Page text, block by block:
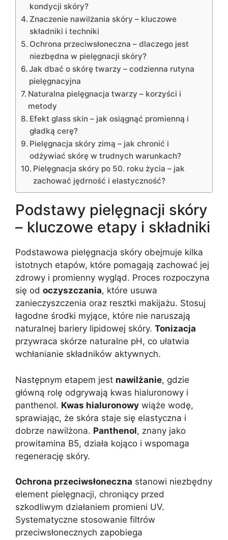
kondycji skóry?
Znaczenie nawilżania skóry – kluczowe
składniki i techniki
Ochrona przeciwsłoneczna – dlaczego jest
niezbędna w pielęgnacji skóry?
Jak dbać o skórę twarzy – codzienna rutyna
pielęgnacyjna
Naturalna pielęgnacja twarzy – korzyści i
metody
Efekt glass skin – jak osiągnąć promienną i
gładką cerę?
Pielęgnacja skóry zimą – jak chronić i
odżywiać skórę w trudnych warunkach?
Pielęgnacja skóry po 50. roku życia – jak
zachować jędrność i elastyczność?
Podstawy pielęgnacji skóry
– kluczowe etapy i składniki
Podstawowa pielęgnacja skóry obejmuje kilka
istotnych etapów, które pomagają zachować jej
zdrowy i promienny wygląd. Proces rozpoczyna
się od oczyszczania, które usuwa
zanieczyszczenia oraz resztki makijażu. Stosuj
łagodne środki myjące, które nie naruszają
naturalnej bariery lipidowej skóry. Tonizacja
przywraca skórze naturalne pH, co ułatwia
wchłanianie składników aktywnych.
Następnym etapem jest nawilżanie, gdzie
główną rolę odgrywają kwas hialuronowy i
panthenol. Kwas hialuronowy wiąże wodę,
sprawiając, że skóra staje się elastyczna i
dobrze nawilżona. Panthenol, znany jako
prowitamina B5, działa kojąco i wspomaga
regenerację skóry.
Ochrona przeciwsłoneczna stanowi niezbędny
element pielęgnacji, chroniący przed
szkodliwym działaniem promieni UV.
Systematyczne stosowanie filtrów
przeciwsłonecznych zapobiega